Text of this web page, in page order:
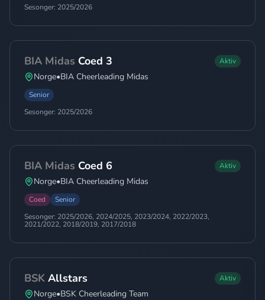
Sesonger: 2025/2026
BIA Midas Coed 3 Aktiv
Norge•BIA Cheerleading Midas
Senior
Sesonger: 2025/2026
BIA Midas Coed 6 Aktiv
Norge•BIA Cheerleading Midas
Coed
Senior
Sesonger: 2025/2026, 2024/2025, 2023/2024, 2022/2023,
2021/2022, 2018/2019, 2017/2018
BSK Allstars Aktiv
Norge•BSK Cheerleading Team